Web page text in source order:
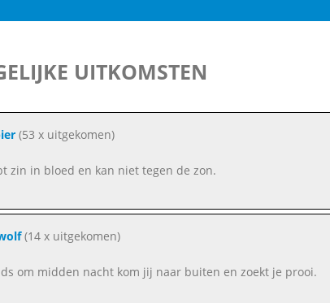
UITKOMSTEN
(53 x uitgekomen)
zin in bloed en kan niet tegen de zon.
(14 x uitgekomen)
om midden nacht kom jij naar buiten en zoekt je prooi.